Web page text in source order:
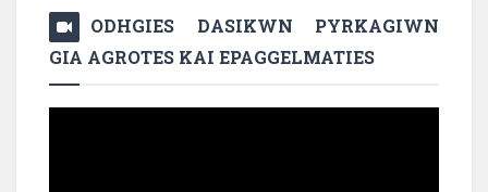
ODHGIES DASIKWN PYRKAGIWN
GIA AGROTES KAI EPAGGELMATIES